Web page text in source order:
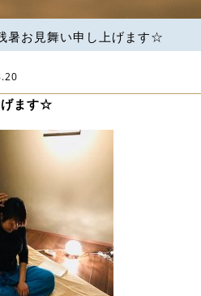
暑お見舞い申し上げます☆
ます☆